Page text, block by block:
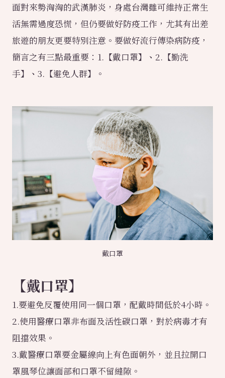
面對來勢洶洶的武漢肺炎，身處台灣雖可維持正常生
活無需過度恐慌，但仍要做好防疫工作，尤其有出差
旅遊的朋友更要特別注意。要做好流行傳染病防疫，
簡言之有三點最重要：1. 【戴口罩】、 2. 【勤洗
手】、 3. 【避免人群】 。
戴口罩
【戴口罩】
1.要避免反覆使用同一個口罩，配戴時間低於4小時。
2.使用醫療口罩非布面及活性碳口罩，對於病毒才有
阻擋效果。
3.戴醫療口罩要金屬線向上有色面朝外，並且拉開口
罩風琴位讓面部和口罩不留縫隙。